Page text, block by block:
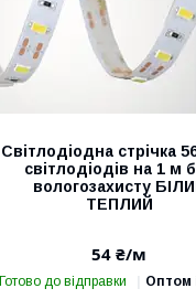
Світлодіодна стрічка
світлодіодів на 1 м
вологозахисту
ТЕПЛИЙ
54 ₴/м
Готово до відправки Оптом